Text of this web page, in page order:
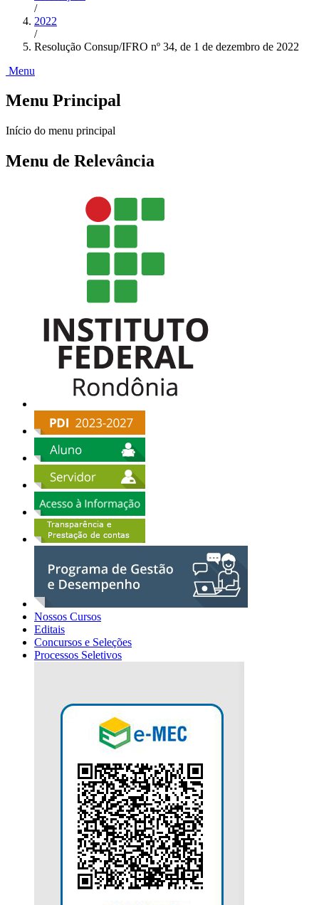
/
2022
/
Resolução Consup/IFRO nº 34, de 1 de dezembro de 2022
Menu
Menu Principal
Início do menu principal
Menu de Relevância
Nossos Cursos
Editais
Concursos e Seleções
Processos Seletivos